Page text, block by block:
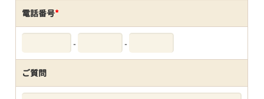
電話番号*
- -
ご質問